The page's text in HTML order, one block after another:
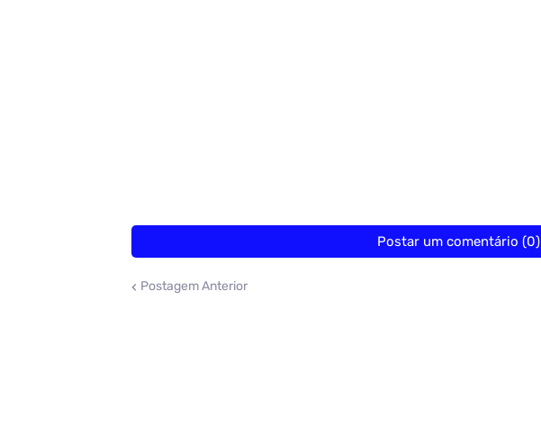
Postar um comentário (0)
Postagem Anterior